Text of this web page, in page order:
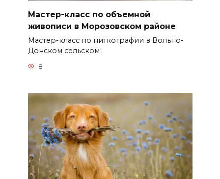
Мастер-класс по объемной
живописи в Морозовском районе
Мастер-класс по ниткографии в Вольно-
Донском сельском
8